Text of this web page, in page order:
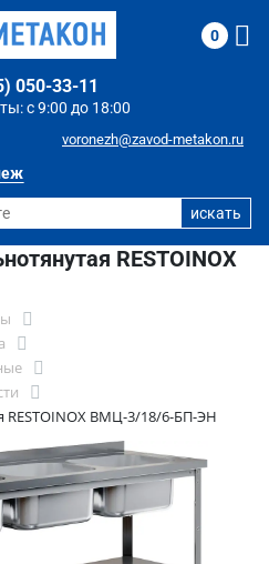
с 9:00 до 18:00
050-33-11
voronezh@zavod-metakon.ru
0
RESTOINOX
RESTOINOX ВМЦ-3/18/6-БП-ЭН